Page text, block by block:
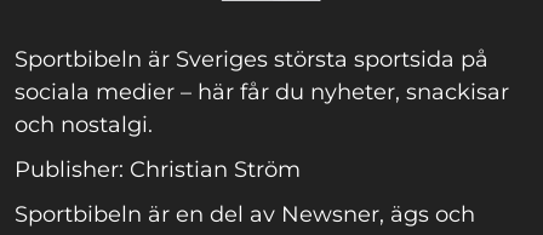
Sportbibeln är Sveriges största sportsida på
sociala medier – här får du nyheter, snackisar
och nostalgi.
Publisher: Christian Ström
Sportbibeln är en del av Newsner, ägs och